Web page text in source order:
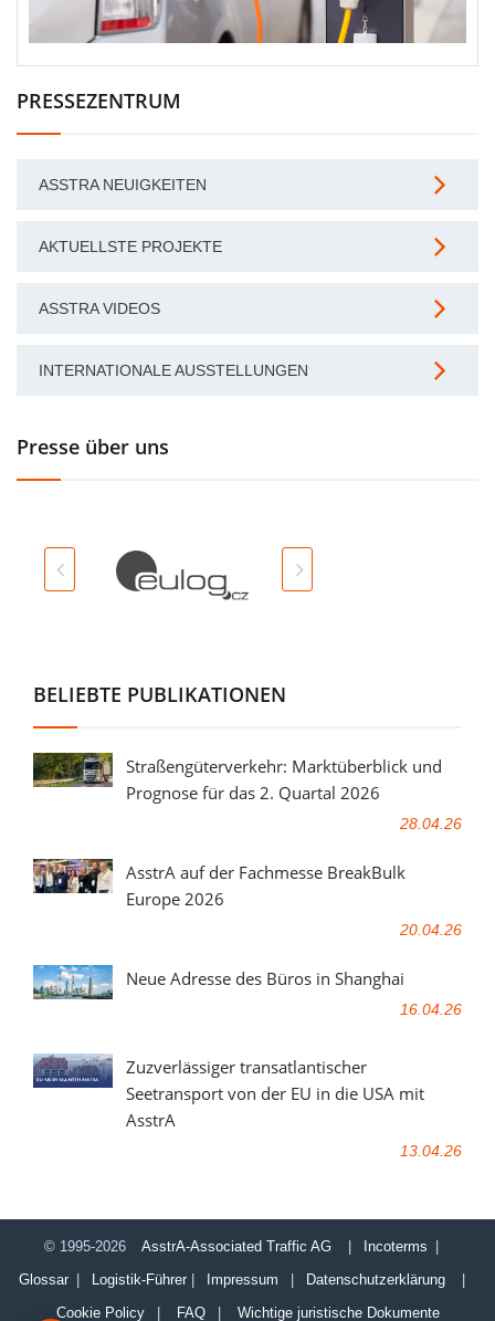
PRESSEZENTRUM
ASSTRA NEUIGKEITEN
AKTUELLSTE PROJEKTE
ASSTRA VIDEOS
INTERNATIONALE AUSSTELLUNGEN
Presse über uns
BELIEBTE PUBLIKATIONEN
Straßengüterverkehr: Marktüberblick und
Prognose für das 2. Quartal 2026
28.04.26
AsstrA auf der Fachmesse BreakBulk
Europe 2026
20.04.26
Neue Adresse des Büros in Shanghai
16.04.26
Zuzverlässiger transatlantischer
Seetransport von der EU in die USA mit
AsstrA
13.04.26
© 1995-2026 AsstrA-Associated Traffic AG Incoterms
Glossar| Logistik-Führer| Impressum Datenschutzerklärung
Cookie Policy| FAQ| Wichtige juristische Dokumente